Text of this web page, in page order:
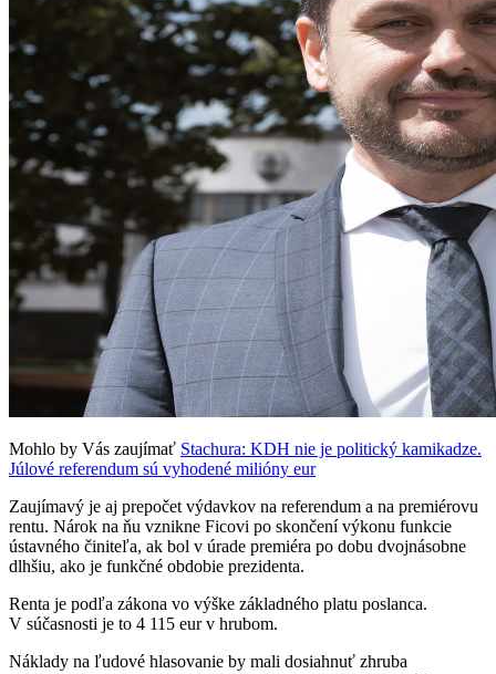
Mohlo by Vás zaujímať Stachura: KDH nie je politický kamikadze.
Júlové referendum sú vyhodené milióny eur
Zaujímavý je aj prepočet výdavkov na referendum a na premiérovu
rentu. Nárok na ňu vznikne Ficovi po skončení výkonu funkcie
ústavného činiteľa, ak bol v úrade premiéra po dobu dvojnásobne
dlhšiu, ako je funkčné obdobie prezidenta.
Renta je podľa zákona vo výške základného platu poslanca.
V súčasnosti je to 4 115 eur v hrubom.
Náklady na ľudové hlasovanie by mali dosiahnuť zhruba